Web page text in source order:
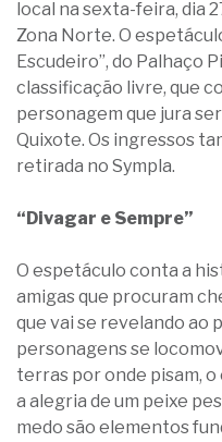
local na sexta-feira, dia
Zona Norte. O
Escudeiro”, do Palhaço
classificação livre, que
personagem que jura
Quixote. Os ingressos
retirada no Sympla.
“Divagar e Sempre”
O espetáculo conta a
amigas que procuram
que vai se revelando ao
personagens se
terras por onde pisam,
a alegria de um peixe
medo são elementos